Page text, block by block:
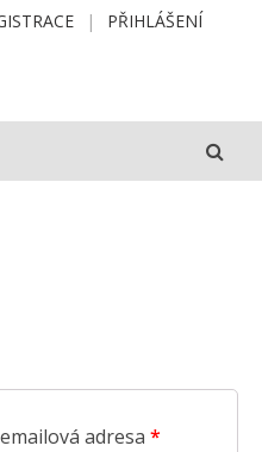
PŘIHLÁŠENÍ
adresa *